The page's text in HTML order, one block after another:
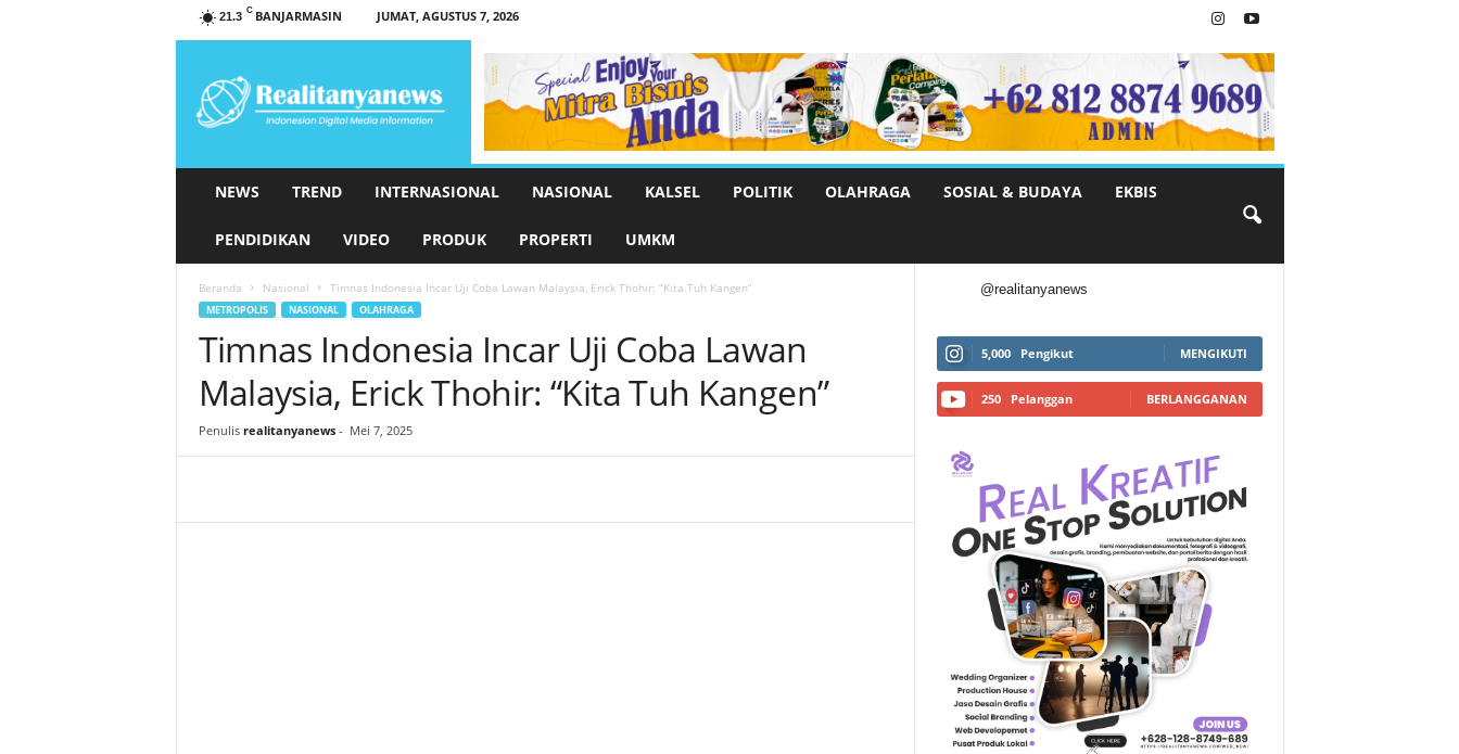
21.3 C BANJARMASIN JUMAT, AGUSTUS 7, 2026
t
NEWS TREND INTERNASIONAL NASIONAL KALSEL POLITIK OLAHRAGA SOSIAL & BUDAYA EKBIS
PENDIDIKAN VIDEO PRODUK PROPERTI UMKM
Beranda Nasional Timnas Indonesia Incar Uji Coba Lawan Malaysia, Erick Thohir: “Kita Tuh Kangen”
METROPOLIS NASIONAL OLAHRAGA
Timnas Indonesia Incar Uji Coba Lawan
Malaysia, Erick Thohir: “Kita Tuh Kangen”
Penulis realitanyanews- Mei 7, 2025
@realitanyanews
5,000 Pengikut MENGIKUTI
250 Pelanggan BERLANGGANAN